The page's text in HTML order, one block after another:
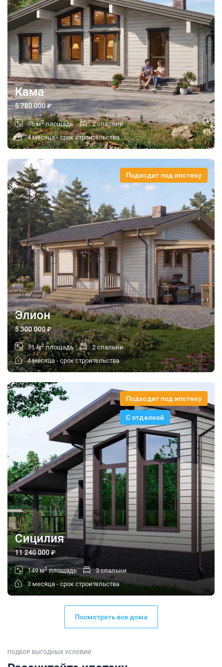
Кама
5 780 000₽
76 м2площадь
2 спальни
4 месяца - срок строительства
Подходит под ипотеку
Элион
5 300 000₽
71 м2площадь
2 спальни
4 месяца - срок строительства
Подходит под ипотеку
С отделкой
Сицилия
11 240 000₽
149 м2площадь
3 спальни
3 месяца - срок строительства
Посмотреть все дома
ПОДБОР ВЫГОДНЫХ УСЛОВИЙ